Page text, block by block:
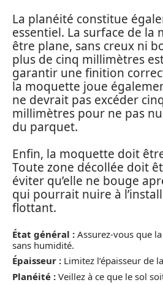
La planéité constitue
essentiel. La surface de la
être plane, sans creux ni
plus de cinq millimètres
garantir une finition
la moquette joue
ne devrait pas excéder
millimètres pour ne pas
du parquet.
Enfin, la moquette doit
Toute zone décollée doit
éviter qu’elle ne bouge
qui pourrait nuire à
flottant.
État général : Assurez-vous que
sans humidité.
Épaisseur : Limitez l’épaisseur de
Planéité : Veillez à ce que le sol